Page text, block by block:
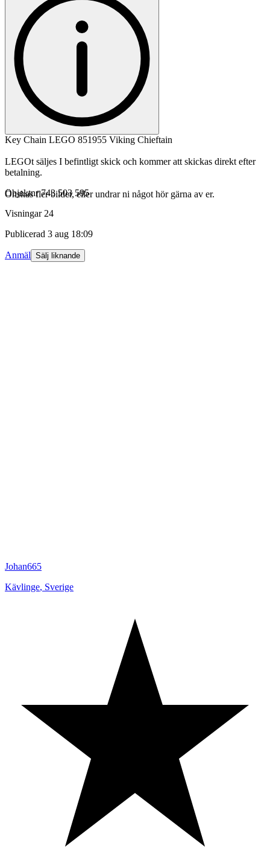
Key Chain LEGO 851955 Viking Chieftain
LEGOt säljes I befintligt skick och kommer att skickas direkt efter
betalning.
Önskas fler bilder, eller undrar ni något hör gärna av er.
Objektnr 743 503 595
Visningar 24
Publicerad 3 aug 18:09
Anmäl Sälj liknande
Johan665
Kävlinge, Sverige